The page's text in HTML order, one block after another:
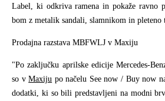
Label, ki odkriva ramena in pokaže ravno
bom z metalik sandali, slamnikom in pleteno
Prodajna razstava MBFWLJ v Maxiju
"Po zaključku aprilske edicije Mercedes-
so vMaxiju po načelu See now / Buy now
dodatki, ki so bili predstavljeni na modni